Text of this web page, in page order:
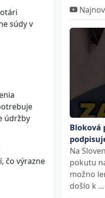
súdy v
údržby
čo výrazne
Bloková
Na
pokutu
možno
došlo k ...